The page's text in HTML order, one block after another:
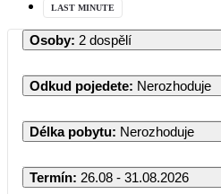
LAST MINUTE
Osoby: 2 dospělí
Odkud pojedete: Nerozhoduje
Délka pobytu: Nerozhoduje
Termín: 26.08 - 31.08.2026